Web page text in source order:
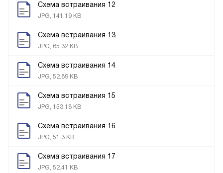
Схема встраивания 12
JPG, 141.19 KB
Схема встраивания 13
JPG, 65.32 KB
Схема встраивания 14
JPG, 52.89 KB
Схема встраивания 15
JPG, 153.18 KB
Схема встраивания 16
JPG, 51.3 KB
Схема встраивания 17
JPG, 52.41 KB